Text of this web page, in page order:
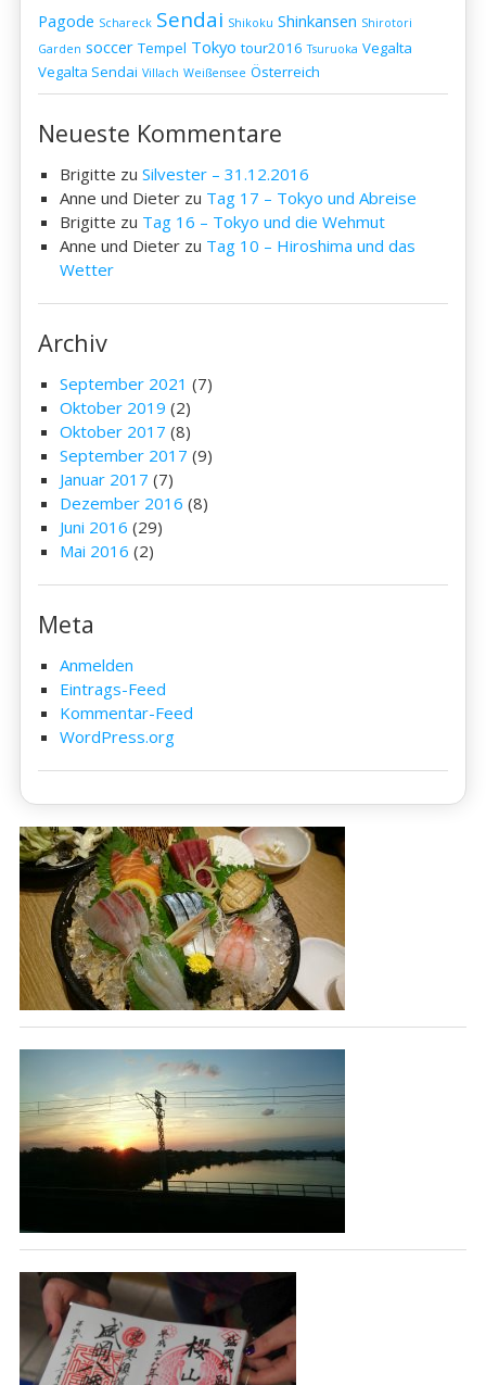
Pagode Schareck Sendai Shikoku Shinkansen Shirotori
Garden soccer Tempel Tokyo tour2016 Tsuruoka Vegalta
Vegalta Sendai Villach Weißensee Österreich
Neueste Kommentare
Brigitte zuSilvester – 31.12.2016
Anne und Dieter zu Tag 17 – Tokyo und Abreise
Brigitte zu Tag 16 – Tokyo und die Wehmut
Anne und Dieter zu Tag 10 – Hiroshima und das
Wetter
Archiv
September 2021 (7)
Oktober 2019 (2)
Oktober 2017 (8)
September 2017 (9)
Januar 2017 (7)
Dezember 2016 (8)
Juni 2016 (29)
Mai 2016 (2)
Meta
Anmelden
Eintrags-Feed
Kommentar-Feed
WordPress.org